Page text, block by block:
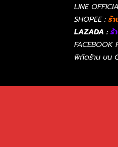
LINE
SHOPEE : ร้
LAZADA :ร้
FACEBOOK
พิกัดร้าน บน